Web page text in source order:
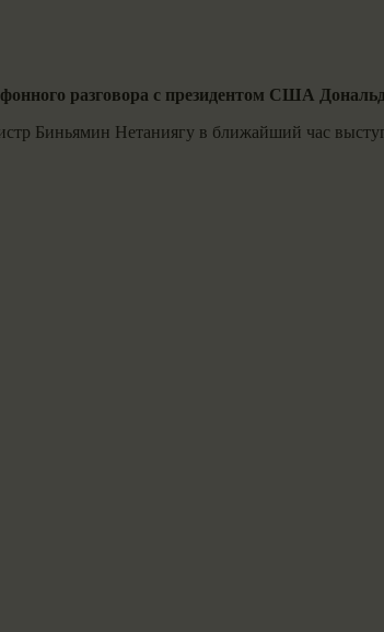
разговора с президентом США
Биньямин Нетаниягу в ближайший час